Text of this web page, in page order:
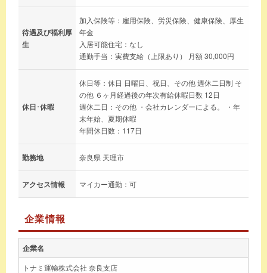
待遇及び福利厚
生
加入保険等：雇用保険、労災保険、健康保険、厚生
年金
入居可能住宅：なし
通勤手当：実費支給（上限あり） 月額 30,000円
休日･休暇
休日等：休日 日曜日、祝日、その他 週休二日制 そ
の他 ６ヶ月経過後の年次有給休暇日数 12日
週休二日：その他 ・会社カレンダーによる。 ・年
末年始、夏期休暇
年間休日数：117日
勤務地 奈良県 天理市
アクセス情報 マイカー通勤：可
企業情報
企業名
トナミ運輸株式会社 奈良支店